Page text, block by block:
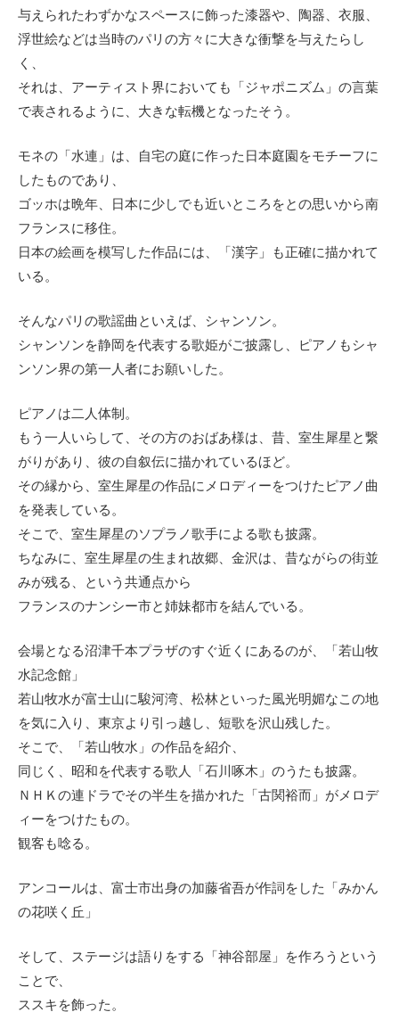
与えられたわずかなスペースに飾った漆器や、陶器、衣服、
浮世絵などは当時のパリの方々に大きな衝撃を与えたらし
く、
それは、アーティスト界においても「ジャポニズム」の言葉
で表されるように、大きな転機となったそう。
モネの「水連」は、自宅の庭に作った日本庭園をモチーフに
したものであり、
ゴッホは晩年、日本に少しでも近いところをとの思いから南
フランスに移住。
日本の絵画を模写した作品には、「漢字」も正確に描かれて
いる。
そんなパリの歌謡曲といえば、シャンソン。
シャンソンを静岡を代表する歌姫がご披露し、ピアノもシャ
ンソン界の第一人者にお願いした。
ピアノは二人体制。
もう一人いらして、その方のおばあ様は、昔、室生犀星と繋
がりがあり、彼の自叙伝に描かれているほど。
その縁から、室生犀星の作品にメロディーをつけたピアノ曲
を発表している。
そこで、室生犀星のソプラノ歌手による歌も披露。
ちなみに、室生犀星の生まれ故郷、金沢は、昔ながらの街並
みが残る、という共通点から
フランスのナンシー市と姉妹都市を結んでいる。
会場となる沼津千本プラザのすぐ近くにあるのが、「若山牧
水記念館」
若山牧水が富士山に駿河湾、松林といった風光明媚なこの地
を気に入り、東京より引っ越し、短歌を沢山残した。
そこで、「若山牧水」の作品を紹介、
同じく、昭和を代表する歌人「石川啄木」のうたも披露。
ＮＨＫの連ドラでその半生を描かれた「古関裕而」がメロデ
ィーをつけたもの。
観客も唸る。
アンコールは、富士市出身の加藤省吾が作詞をした「みかん
の花咲く丘」
そして、ステージは語りをする「神谷部屋」を作ろうという
ことで、
ススキを飾った。